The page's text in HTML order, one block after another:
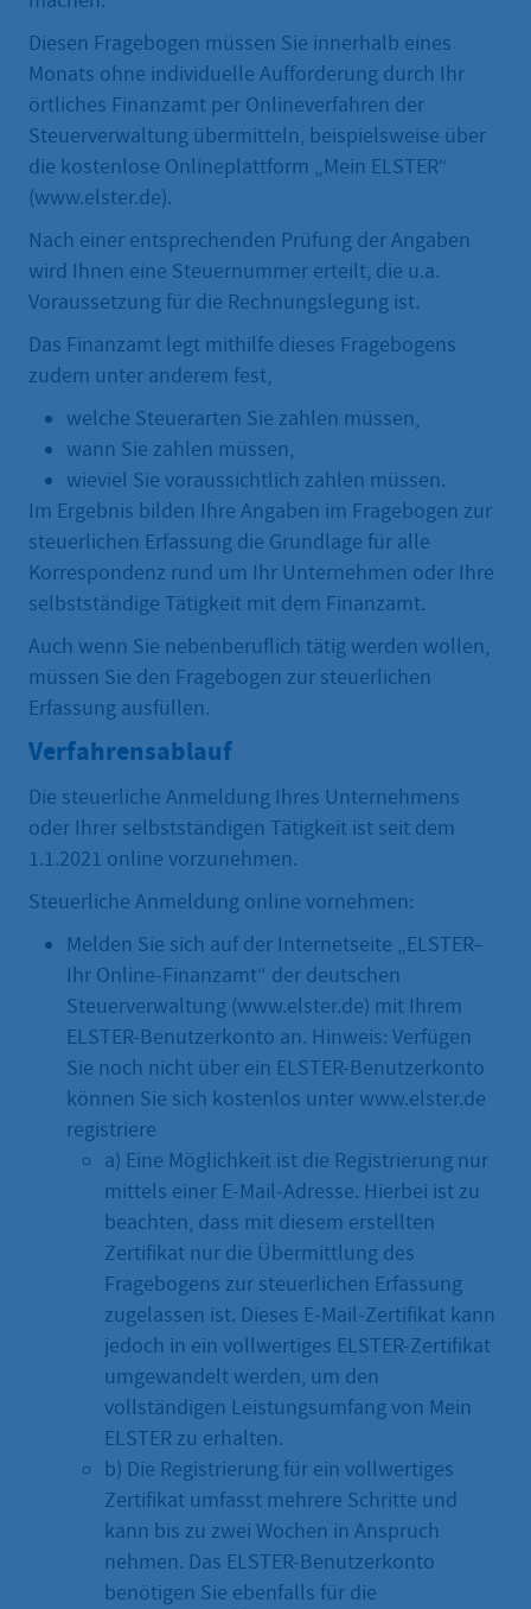
Diesen Fragebogen müssen Sie innerhalb eines
Monats ohne individuelle Aufforderung durch Ihr
örtliches Finanzamt per Onlineverfahren der
Steuerverwaltung übermitteln, beispielsweise über
die kostenlose Onlineplattform „Mein ELSTER“
(www.elster.de).
Nach einer entsprechenden Prüfung der Angaben
wird Ihnen eine Steuernummer erteilt, die u.a.
Voraussetzung für die Rechnungslegung ist.
Das Finanzamt legt mithilfe dieses Fragebogens
zudem unter anderem fest,
welche Steuerarten Sie zahlen müssen,
wann Sie zahlen müssen,
wieviel Sie voraussichtlich zahlen müssen.
Im Ergebnis bilden Ihre Angaben im Fragebogen zur
steuerlichen Erfassung die Grundlage für alle
Korrespondenz rund um Ihr Unternehmen oder Ihre
selbstständige Tätigkeit mit dem Finanzamt.
Auch wenn Sie nebenberuflich tätig werden wollen,
müssen Sie den Fragebogen zur steuerlichen
Erfassung ausfüllen.
Verfahrensablauf
Die steuerliche Anmeldung Ihres Unternehmens
oder Ihrer selbstständigen Tätigkeit ist seit dem
1.1.2021 online vorzunehmen.
Steuerliche Anmeldung online vornehmen:
Melden Sie sich auf der Internetseite „ELSTER–
Ihr Online-Finanzamt“ der deutschen
Steuerverwaltung (www.elster.de) mit Ihrem
ELSTER-Benutzerkonto an. Hinweis: Verfügen
Sie noch nicht über ein ELSTER-Benutzerkonto
können Sie sich kostenlos unter www.elster.de
registriere
a) Eine Möglichkeit ist die Registrierung nur
mittels einer E-Mail-Adresse. Hierbei ist zu
beachten, dass mit diesem erstellten
Zertifikat nur die Übermittlung des
Fragebogens zur steuerlichen Erfassung
zugelassen ist. Dieses E-Mail-Zertifikat kann
jedoch in ein vollwertiges ELSTER-Zertifikat
umgewandelt werden, um den
vollständigen Leistungsumfang von Mein
ELSTER zu erhalten.
b) Die Registrierung für ein vollwertiges
Zertifikat umfasst mehrere Schritte und
kann bis zu zwei Wochen in Anspruch
nehmen. Das ELSTER-Benutzerkonto
benötigen Sie ebenfalls für die